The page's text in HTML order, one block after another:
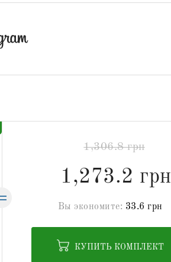
1,306.8 грн
1,273.2 грн
Вы экономите: 33.6 грн
КУПИТЬ КОМПЛЕКТ